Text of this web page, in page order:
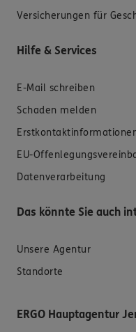
Versicherungen für
Hilfe & Services
E-Mail schreiben
Schaden melden
EU-
Datenverarbeitung
Das könnte Sie auch
Unsere Agentur
Standorte
ERGO Hauptagentur